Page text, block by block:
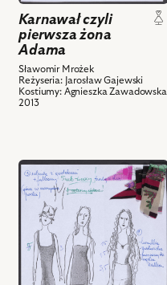
powiązanych
z
nim
obiektów
Karnawał czyli
pierwsza żona
Adama
Sławomir Mrożek
Reżyseria: Jarosław Gajewski
Kostiumy: Agnieszka Zawadowska
2013
przejdź
do
obiektu
Karnawał
czyli
pierwsza
żona